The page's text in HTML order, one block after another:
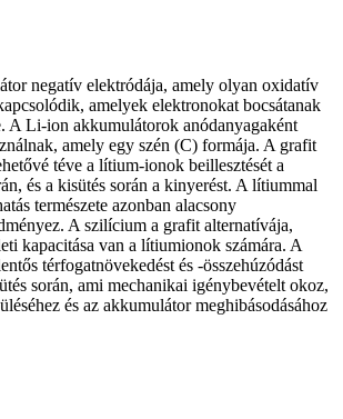
negatív elektródája, amely olyan oxidatív
amelyek elektronokat bocsátanak
A Li-ion akkumulátorok anódanyagaként
amely egy szén (C) formája. A grafit
téve a lítium-ionok beillesztését a
és a kisütés során a kinyerést. A lítiummal
természete azonban alacsony
A szilícium a grafit alternatívája,
kapacitása van a lítiumionok számára. A
térfogatnövekedést és -összehúzódást
során, ami mechanikai igénybevételt okoz,
és az akkumulátor meghibásodásához